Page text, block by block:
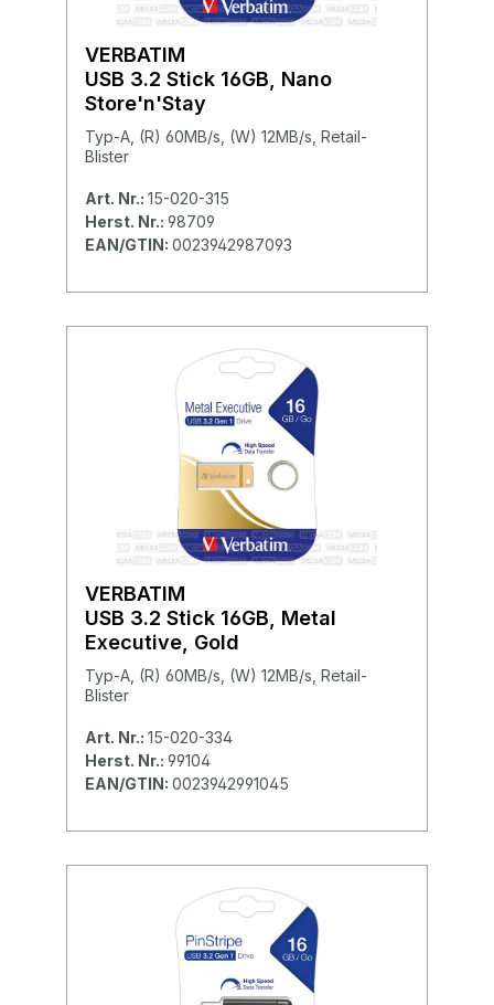
VERBATIM
USB 3.2 Stick 16GB, Nano
Store'n'Stay
Typ-A, (R) 60MB/s, (W) 12MB/s, Retail-
Blister
Art. Nr.: 15-020-315
Herst. Nr.: 98709
EAN/GTIN: 0023942987093
VERBATIM
USB 3.2 Stick 16GB, Metal
Executive, Gold
Typ-A, (R) 60MB/s, (W) 12MB/s, Retail-
Blister
Art. Nr.: 15-020-334
Herst. Nr.: 99104
EAN/GTIN: 0023942991045